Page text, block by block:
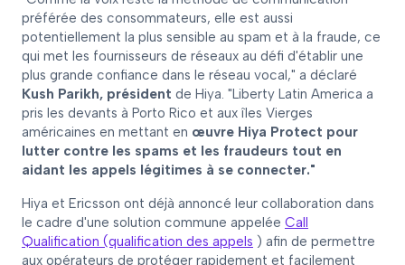
préférée des consommateurs, elle est aussi
potentiellement la plus sensible au spam et à la fraude, ce
qui met les fournisseurs de réseaux au défi d'établir une
plus grande confiance dans le réseau vocal," a déclaré
Kush Parikh, président de Hiya. "Liberty Latin America a
pris les devants à Porto Rico et aux îles Vierges
américaines en mettant en œuvre Hiya Protect pour
lutter contre les spams et les fraudeurs tout en
aidant les appels légitimes à se connecter."
Hiya et Ericsson ont déjà annoncé leur collaboration dans
le cadre d'une solution commune appelée Call
Qualification (qualification des appels ) afin de permettre
aux opérateurs de protéger rapidement et facilement